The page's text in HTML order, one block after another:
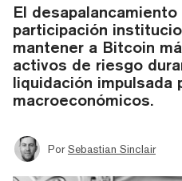
El
participación
mantener a Bitcoin
activos de riesgo
liquidación impulsada
macroeconómicos.
Por Sebastian Sinclair